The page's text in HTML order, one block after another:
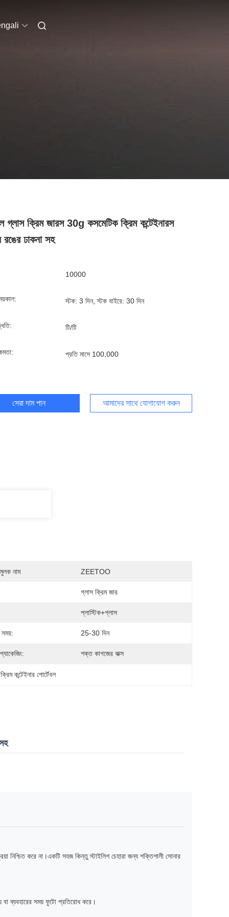
গ্লাস ক্রিম জারস 30g কসমেটিক ক্রিম কন্টেইনারস
রঙের ঢাকনা সহ
10000
স্টক: 3 দিন, স্টক বাইরে: 30 দিন
টি/টি
প্রতি মাসে 100,000
সেরা দাম পান আমাদের সাথে যোগাযোগ করুন
নাম ZEETOO
গ্লাস ক্রিম জার
প্লাস্টিক+গ্লাস
সময়: 25-30 দিন
শক্ত কাগজের বাক্স
কন্টেইনার পোর্টেবল
নিশ্চিত করে না।একটি সহজ কিন্তু স্টাইলিশ চেহারা জন্য শক্তিশালী সোনার
বা ব্যবহারের সময় ফুটো প্রতিরোধ করে।